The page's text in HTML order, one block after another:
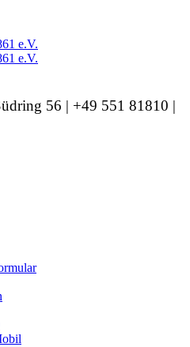
56 | +49 551 81810 |